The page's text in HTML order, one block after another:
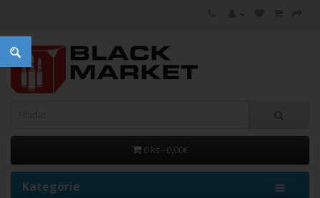
0 ks - 0,00€
Kategórie